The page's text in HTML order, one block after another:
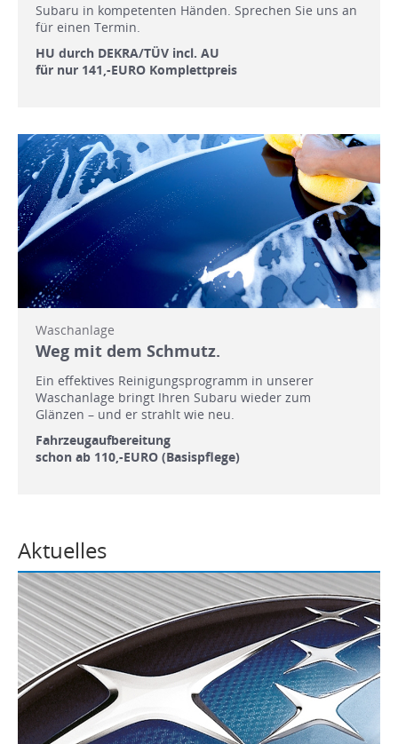
Subaru in kompetenten Händen. Sprechen Sie uns an
für einen Termin.
HU durch DEKRA/TÜV incl. AU
für nur 141,-EURO Komplettpreis
Waschanlage
Weg mit dem Schmutz.
Ein effektives Reinigungsprogramm in unserer
Waschanlage bringt Ihren Subaru wieder zum
Glänzen – und er strahlt wie neu.
Fahrzeugaufbereitung
schon ab 110,-EURO (Basispflege)
Aktuelles